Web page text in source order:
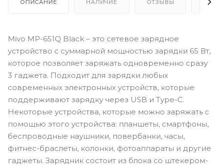
ОПИСАНИЕ НАЛИЧИЕ ОТЗЫВЫ
Mivo MP-651Q Black – это сетевое зарядное
устройство с суммарной мощностью зарядки 65 Вт,
которое позволяет заряжать одновременно сразу
3 гаджета. Подходит для зарядки любых
современных электронных устройств, которые
поддерживают зарядку через USB и Type-C.
Некоторые устройства, которые можно заряжать с
помощью этого устройства: планшеты, смартфоны,
беспроводные наушники, повербанки, часы,
фитнес-браслеты, колонки, фотоаппараты и другие
гаджеты. Зарядник состоит из блока со штекером-